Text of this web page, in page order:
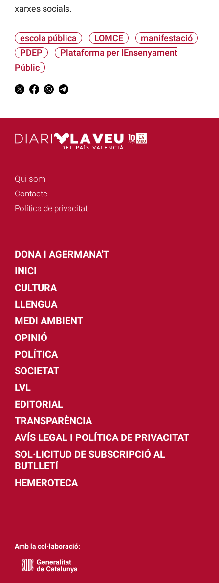
xarxes socials.
escola pública LOMCE
manifestació
PDEP
Plataforma per lEnsenyament
Públic
Qui som
Contacte
Política de privacitat
DONA I AGERMANA'T
INICI
CULTURA
LLENGUA
MEDI AMBIENT
OPINIÓ
POLÍTICA
SOCIETAT
LVL
EDITORIAL
TRANSPARÈNCIA
AVÍS LEGAL I POLÍTICA DE PRIVACITAT
SOL·LICITUD DE SUBSCRIPCIÓ AL
BUTLLETÍ
HEMEROTECA
Amb la col·laboració: